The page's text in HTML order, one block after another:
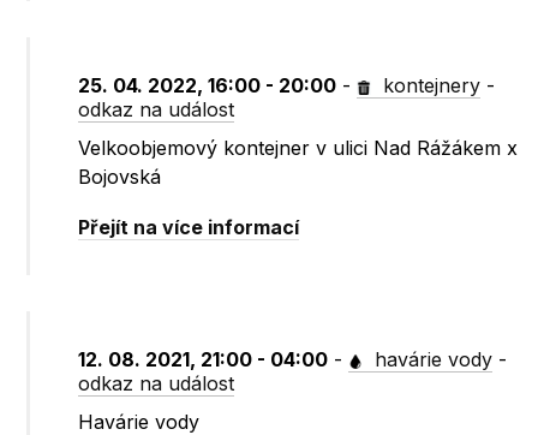
25. 04. 2022, 16:00 - 20:00 - kontejnery -
odkaz na událost
Velkoobjemový kontejner v ulici Nad Rážákem x
Bojovská
Přejít na více informací
12. 08. 2021, 21:00 - 04:00 - havárie vody -
odkaz na událost
Havárie vody